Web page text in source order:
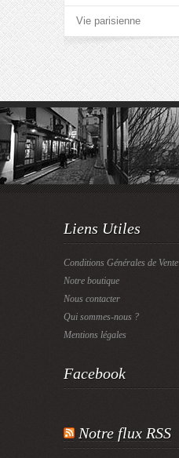
Vie parisienne
Liens Utiles
Conditions Générales de Vente
Notre boutique
Nous contacter
Qui sommes-nous ?
Mentions légales
Facebook
Notre flux RSS